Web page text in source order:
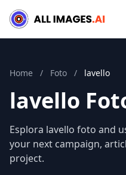
Home / Foto / lavello
lavello
Esplora lavello foto and
your next campaign,
project.